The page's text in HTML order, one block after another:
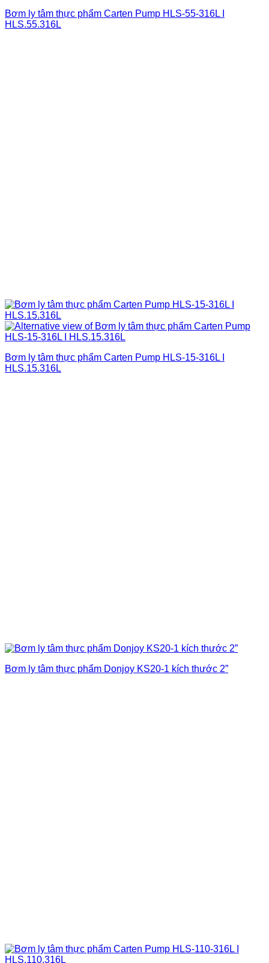
Bơm ly tâm thực phẩm Carten Pump HLS-55-316L I
HLS.55.316L
Bơm ly tâm thực phẩm Carten Pump HLS-15-316L I
HLS.15.316L
Bơm ly tâm thực phẩm Donjoy KS20-1 kích thước 2”